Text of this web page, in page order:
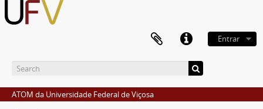
Entrar
ATOM da Universidade Federal de Viçosa